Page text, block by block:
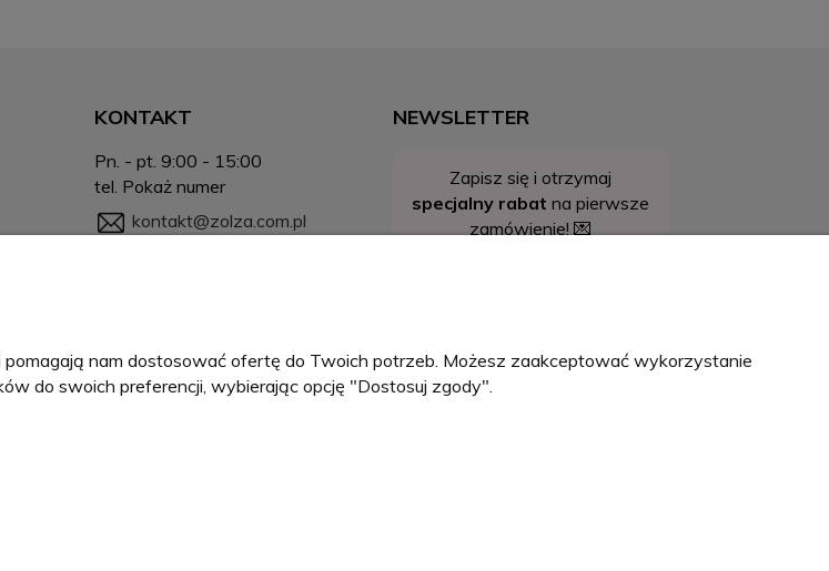
KONTAKT
Pn. - pt. 9:00 - 15:00
tel. Pokaż numer
kontakt@zolza.com.pl
PINK Roksana Kleczkowska
ul. Małopolska 71O
NEWSLETTER
Zapisz się i otrzymaj
specjalny rabat na pierwsze
zamówienie! 💌
nam dostosować ofertę do Twoich potrzeb. Możesz zaakceptować wykorzystanie
do swoich preferencji, wybierając opcję "Dostosuj zgody".